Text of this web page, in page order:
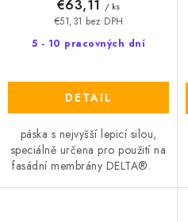
5 - 10 pracovných dní
€51,31 bez DPH
€63,11 / ks
DETAIL
páska s nejvyšší lepicí silou,
speciálně určena pro použití na
fasádní membrány DELTA®.